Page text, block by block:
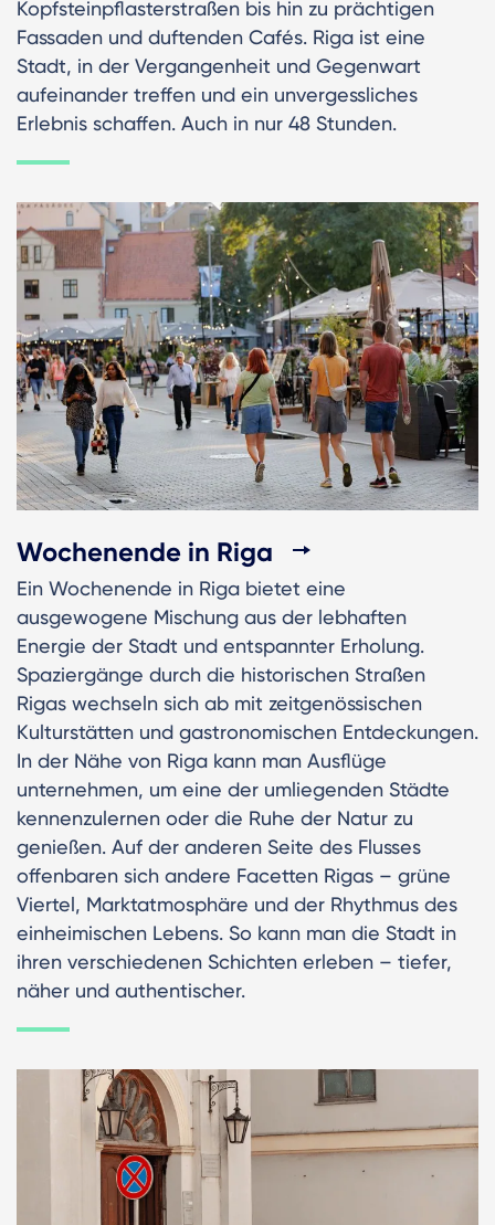
Kopfsteinpflasterstraßen bis hin zu prächtigen
Fassaden und duftenden Cafés. Riga ist eine
Stadt, in der Vergangenheit und Gegenwart
aufeinander treffen und ein unvergessliches
Erlebnis schaffen. Auch in nur 48 Stunden.
Wochenende in Riga
Ein Wochenende in Riga bietet eine
ausgewogene Mischung aus der lebhaften
Energie der Stadt und entspannter Erholung.
Spaziergänge durch die historischen Straßen
Rigas wechseln sich ab mit zeitgenössischen
Kulturstätten und gastronomischen Entdeckungen.
In der Nähe von Riga kann man Ausflüge
unternehmen, um eine der umliegenden Städte
kennenzulernen oder die Ruhe der Natur zu
genießen. Auf der anderen Seite des Flusses
offenbaren sich andere Facetten Rigas – grüne
Viertel, Marktatmosphäre und der Rhythmus des
einheimischen Lebens. So kann man die Stadt in
ihren verschiedenen Schichten erleben – tiefer,
näher und authentischer.